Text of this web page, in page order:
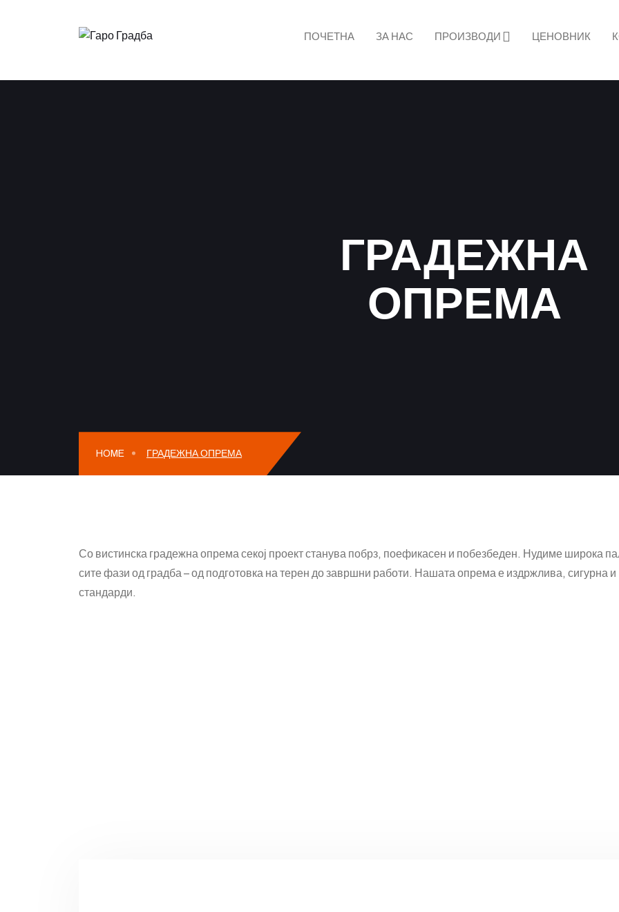
ПОЧЕТНА ЗА НАС ПРОИЗВОДИ ЦЕНОВНИК
ГРАДЕЖНА
ОПРЕМА
HOME ГРАДЕЖНА ОПРЕМА
Со вистинска градежна опрема секој проект станува побрз, поефикасен и побезбеден. Нудиме широка
сите фази од градба – од подготовка на терен до завршни работи. Нашата опрема е издржлива, сигурна
стандарди.